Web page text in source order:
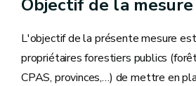
Objectif de la mesure
L'objectif de la présente mesure
propriétaires forestiers publics
CPAS, provinces,…) de mettre en